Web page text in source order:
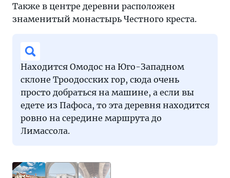
Также в центре деревни расположен
знаменитый монастырь Честного креста.
Находится Омодос на Юго-Западном
склоне Троодосских гор, сюда очень
просто добраться на машине, а если вы
едете из Пафоса, то эта деревня находится
ровно на середине маршрута до
Лимассола.